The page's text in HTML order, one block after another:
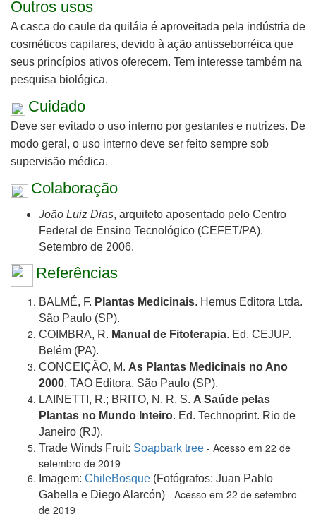
Outros usos
A casca do caule da quiláia é aproveitada pela indústria de
cosméticos capilares, devido à ação antisseborréica que
seus princípios ativos oferecem. Tem interesse também na
pesquisa biológica.
Cuidado
Deve ser evitado o uso interno por gestantes e nutrizes. De
modo geral, o uso interno deve ser feito sempre sob
supervisão médica.
Colaboração
João Luiz Dias, arquiteto aposentado pelo Centro
Federal de Ensino Tecnológico (CEFET/PA).
Setembro de 2006.
Referências
BALMÉ, F. Plantas Medicinais. Hemus Editora Ltda.
São Paulo (SP).
COIMBRA, R. Manual de Fitoterapia. Ed. CEJUP.
Belém (PA).
CONCEIÇÃO, M. As Plantas Medicinais no Ano
2000. TAO Editora. São Paulo (SP).
LAINETTI, R.; BRITO, N. R. S. A Saúde pelas
Plantas no Mundo Inteiro. Ed. Technoprint. Rio de
Janeiro (RJ).
Trade Winds Fruit: Soapbark tree - Acesso em 22 de
setembro de 2019
Imagem: ChileBosque (Fotógrafos: Juan Pablo
Gabella e Diego Alarcón) - Acesso em 22 de setembro
de 2019